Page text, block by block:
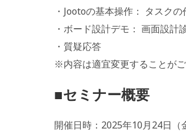
・Jootoの基本操作： タスク
・ボード設計デモ： 画面設
・質疑応答
※内容は適宜変更することがご
■セミナー概要
開催日時：2025年10月24日